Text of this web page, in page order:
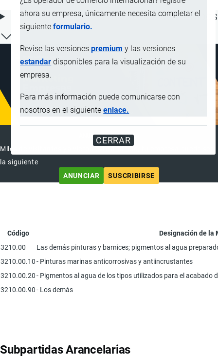
ahora su empresa, únicamente necesita completar el
siguienteformulario.
Revise las versionespremium y las versiones
estandar disponibles para la visualización de su
empresa.
Para más información puede comunicarse con
nosotros en el siguienteenlace.
CERRAR
ÍNDICE DE CONTENIDOS
ANUNCIAR EMPRESA
Miles de visitantes ya vieron este anuncio, tu empresa puede ser
la siguiente
ANUNCIAR
SUSCRIBIRSE
Código
Designación de la
3210.00
Las demás pinturas y barnices; pigmentos al agua
3210.00.10- Pinturas marinas anticorrosivas y antiincrustantes
3210.00.20- Pigmentos al agua de los tipos utilizados para el acabado
3210.00.90- Los demás
Subpartidas Arancelarias